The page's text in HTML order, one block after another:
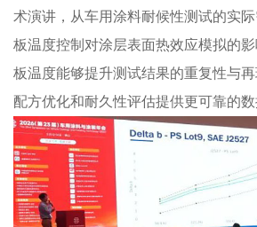
术演讲，从车用涂料耐候性测试的实际
板温度控制对涂层表面热效应模拟的影
板温度能够提升测试结果的重复性与再
配方优化和耐久性评估提供更可靠的数